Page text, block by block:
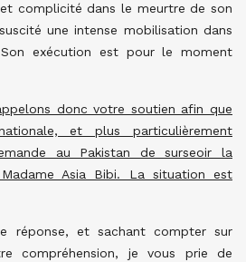
complicité dans le meurtre de son
une intense mobilisation dans
exécution est pour le moment
donc votre soutien afin que
et plus particulièrement
au Pakistan de surseoir la
Asia Bibi. La situation est
réponse, et sachant compter sur
compréhension, je vous prie de